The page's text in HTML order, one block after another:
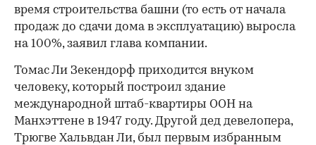
время строительства башни (то есть от начала
продаж до сдачи дома в эксплуатацию) выросла
на 100%, заявил глава компании.
Томас Ли Зекендорф приходится внуком
человеку, который построил здание
международной штаб-квартиры ООН на
Манхэттене в 1947 году. Другой дед девелопера,
Трюгве Хальвдан Ли, был первым избранным